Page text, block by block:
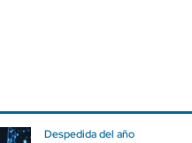
Despedida del año